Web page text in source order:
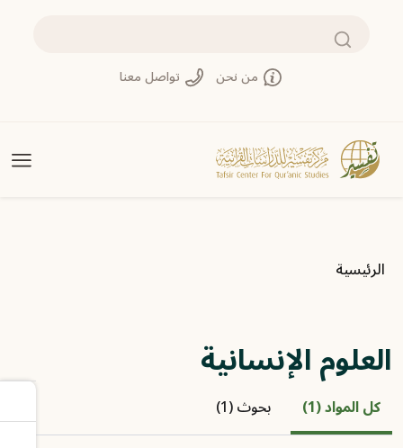
بحث
من نحن تواصل معنا
مسار التنقل
الرئيسية
العلوم الإنسانية
كل المواد (1) بحوث (1)